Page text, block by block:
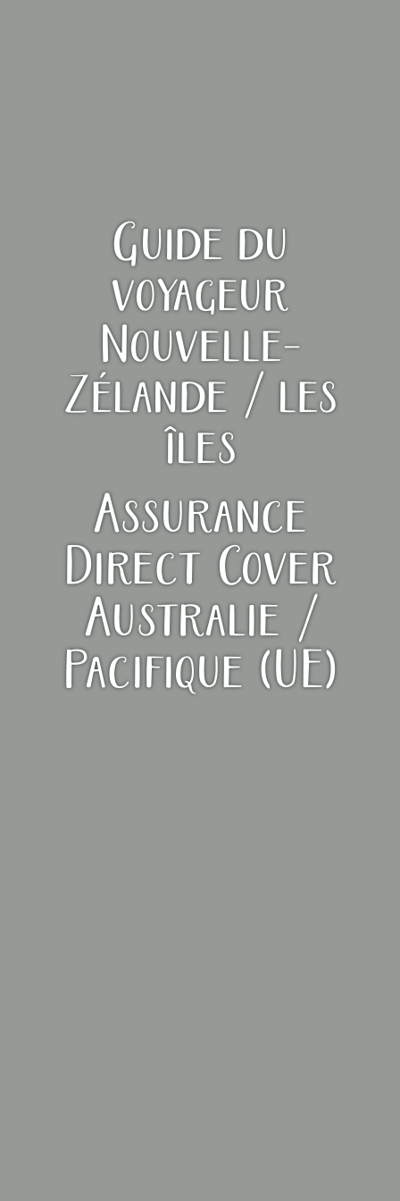
Guide du
voyageur
Nouvelle-
Zélande / les
îles
Assurance
Direct Cover
Australie /
Pacifique (UE)